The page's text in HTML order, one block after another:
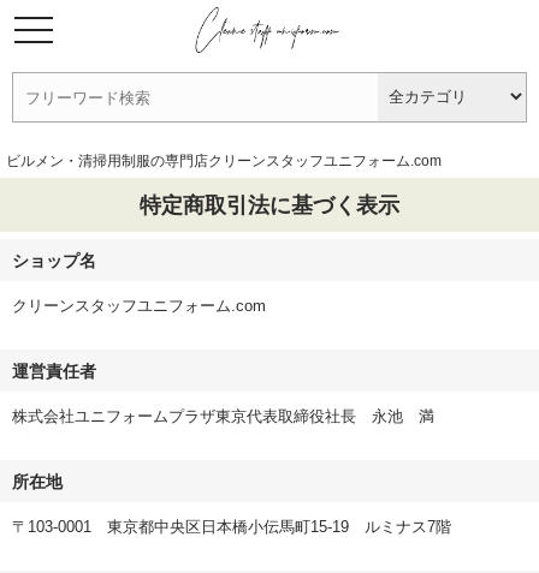
ビルメン・清掃用制服の専門店クリーンスタッフユニフォーム.com
特定商取引法に基づく表示
ショップ名
クリーンスタッフユニフォーム.com
運営責任者
株式会社ユニフォームプラザ東京代表取締役社長 永池 満
所在地
〒103-0001 東京都中央区日本橋小伝馬町15-19 ルミナス7階